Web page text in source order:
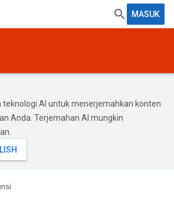
MASUK
teknologi AI untuk menerjemahkan konten
Anda. Terjemahan AI mungkin